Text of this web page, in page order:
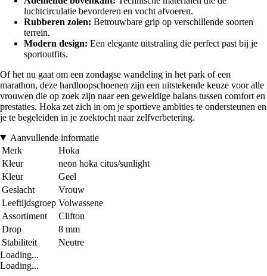
luchtcirculatie bevorderen en vocht afvoeren.
Rubberen zolen: Betrouwbare grip op verschillende soorten
terrein.
Modern design: Een elegante uitstraling die perfect past bij je
sportoutfits.
Of het nu gaat om een zondagse wandeling in het park of een
marathon, deze hardloopschoenen zijn een uitstekende keuze voor alle
vrouwen die op zoek zijn naar een geweldige balans tussen comfort en
prestaties. Hoka zet zich in om je sportieve ambities te ondersteunen en
je te begeleiden in je zoektocht naar zelfverbetering.
Aanvullende informatie
Merk
Hoka
Kleur
neon hoka citus/sunlight
Kleur
Geel
Geslacht
Vrouw
Leeftijdsgroep Volwassene
Assortiment
Clifton
Drop
8 mm
Stabiliteit
Neutre
Loading...
Loading...